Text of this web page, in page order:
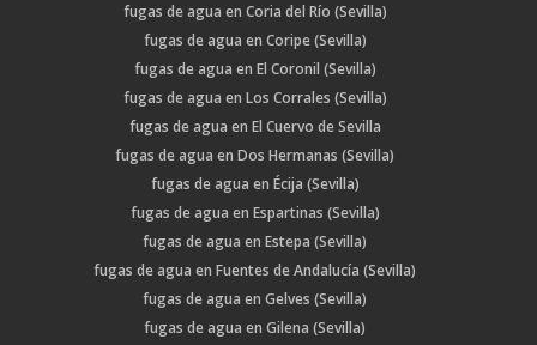
fugas de agua en Coria del Río (Sevilla)
fugas de agua en Coripe (Sevilla)
fugas de agua en El Coronil (Sevilla)
fugas de agua en Los Corrales (Sevilla)
fugas de agua en El Cuervo de Sevilla
fugas de agua en Dos Hermanas (Sevilla)
fugas de agua en Écija (Sevilla)
fugas de agua en Espartinas (Sevilla)
fugas de agua en Estepa (Sevilla)
fugas de agua en Fuentes de Andalucía (Sevilla)
fugas de agua en Gelves (Sevilla)
fugas de agua en Gilena (Sevilla)